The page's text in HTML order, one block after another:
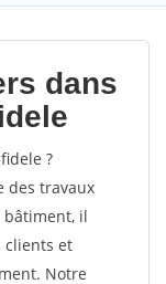
dans
?
des travaux
bâtiment, il
clients et
Notre